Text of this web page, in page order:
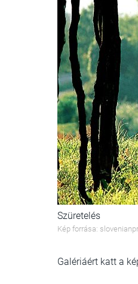
Szüretelés
Kép forrása:
Galériáért katt a